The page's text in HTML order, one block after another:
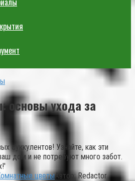
основы ухода за
суккулентов! Узнайте, как эти
дом и не потребуют много забот.
цветыАвтор: Redactor